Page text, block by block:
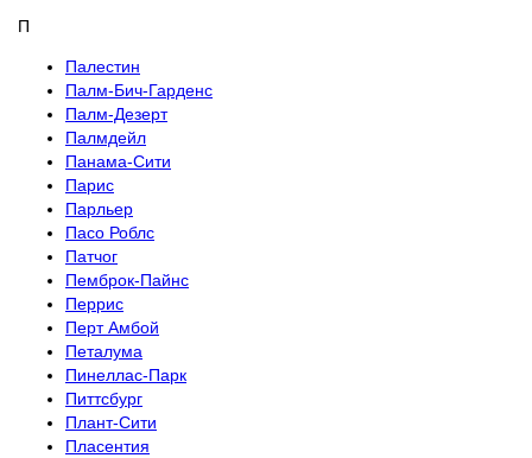
П
Палестин
Палм-Бич-Гарденс
Палм-Дезерт
Палмдейл
Панама-Сити
Парис
Парльер
Пасо Роблс
Патчог
Пемброк-Пайнс
Перрис
Перт Амбой
Петалума
Пинеллас-Парк
Питтсбург
Плант-Сити
Пласентия